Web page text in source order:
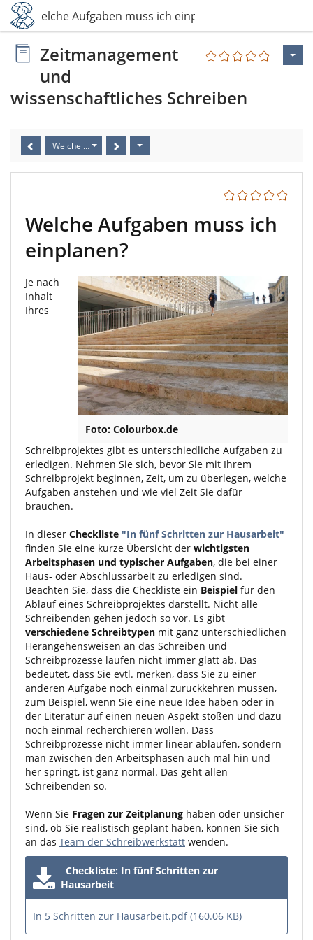
5 Welche Aufgaben muss ich einplanen?
Zeitmanagement
und
wissenschaftliches Schreiben
Welche Aufgaben muss ich einplanen?
Welche Aufgaben muss ich
einplanen?
Foto: Colourbox.de
Je nach
Inhalt
Ihres
Schreibprojektes gibt es unterschiedliche Aufgaben zu
erledigen. Nehmen Sie sich, bevor Sie mit Ihrem
Schreibprojekt beginnen, Zeit, um zu überlegen, welche
Aufgaben anstehen und wie viel Zeit Sie dafür
brauchen.
In dieser Checkliste "In fünf Schritten zur Hausarbeit"
finden Sie eine kurze Übersicht der wichtigsten
Arbeitsphasen und typischer Aufgaben, die bei einer
Haus- oder Abschlussarbeit zu erledigen sind.
Beachten Sie, dass die Checkliste ein Beispiel für den
Ablauf eines Schreibprojektes darstellt. Nicht alle
Schreibenden gehen jedoch so vor. Es gibt
verschiedene Schreibtypen mit ganz unterschiedlichen
Herangehensweisen an das Schreiben und
Schreibprozesse laufen nicht immer glatt ab. Das
bedeutet, dass Sie evtl. merken, dass Sie zu einer
anderen Aufgabe noch einmal zurückkehren müssen,
zum Beispiel, wenn Sie eine neue Idee haben oder in
der Literatur auf einen neuen Aspekt stoßen und dazu
noch einmal recherchieren wollen. Dass
Schreibprozesse nicht immer linear ablaufen, sondern
man zwischen den Arbeitsphasen auch mal hin und
her springt, ist ganz normal. Das geht allen
Schreibenden so.
Wenn Sie Fragen zur Zeitplanung haben oder unsicher
sind, ob Sie realistisch geplant haben, können Sie sich
an das Team der Schreibwerkstatt wenden.
Checkliste: In fünf Schritten zur
Hausarbeit
In 5 Schritten zur Hausarbeit.pdf (160.06 KB)